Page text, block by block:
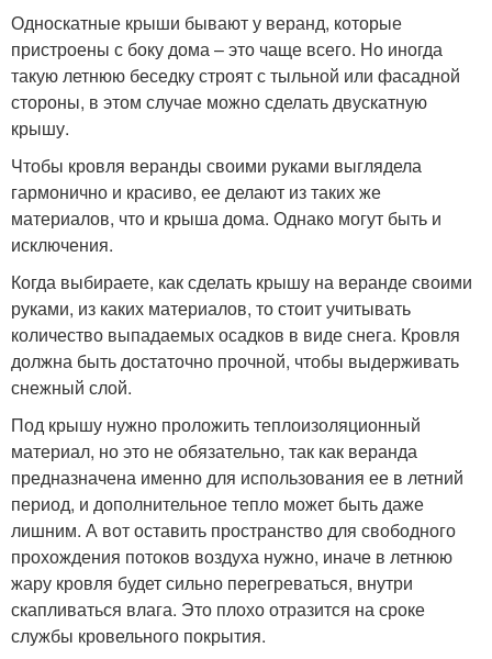
Односкатные крыши бывают у веранд, которые
пристроены с боку дома – это чаще всего. Но иногда
такую летнюю беседку строят с тыльной или фасадной
стороны, в этом случае можно сделать двускатную
крышу.
Чтобы кровля веранды своими руками выглядела
гармонично и красиво, ее делают из таких же
материалов, что и крыша дома. Однако могут быть и
исключения.
Когда выбираете, как сделать крышу на веранде своими
руками, из каких материалов, то стоит учитывать
количество выпадаемых осадков в виде снега. Кровля
должна быть достаточно прочной, чтобы выдерживать
снежный слой.
Под крышу нужно проложить теплоизоляционный
материал, но это не обязательно, так как веранда
предназначена именно для использования ее в летний
период, и дополнительное тепло может быть даже
лишним. А вот оставить пространство для свободного
прохождения потоков воздуха нужно, иначе в летнюю
жару кровля будет сильно перегреваться, внутри
скапливаться влага. Это плохо отразится на сроке
службы кровельного покрытия.